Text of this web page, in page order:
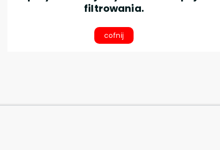
filtrowania.
cofnij